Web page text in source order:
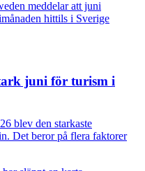
juni för turism i
blev den starkaste
Det beror på flera faktorer